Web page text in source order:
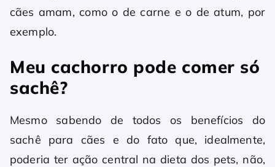
cães amam, como o de carne e o de atum, por
exemplo.
Meu cachorro pode comer só
sachê?
Mesmo sabendo de todos os benefícios do
sachê para cães e do fato que, idealmente,
poderia ter ação central na dieta dos pets, não,